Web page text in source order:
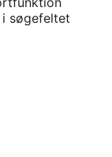
søgefeltet